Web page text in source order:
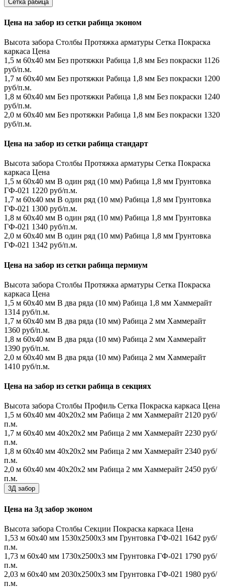
Сетка рабица
Цена на забор из сетки рабица эконом
Высота забора Столбы Протяжка арматуры Сетка Покраска
каркаса Цена
1,5 м 60х40 мм Без протяжки Рабица 1,8 мм Без покраски 1126
руб/п.м.
1,7 м 60х40 мм Без протяжки Рабица 1,8 мм Без покраски 1200
руб/п.м.
1,8 м 60х40 мм Без протяжки Рабица 1,8 мм Без покраски 1240
руб/п.м.
2,0 м 60х40 мм Без протяжки Рабица 1,8 мм Без покраски 1320
руб/п.м.
Цена на забор из сетки рабица стандарт
Высота забора Столбы Протяжка арматуры Сетка Покраска
каркаса Цена
1,5 м 60х40 мм В один ряд (10 мм) Рабица 1,8 мм Грунтовка
ГФ-021 1220 руб/п.м.
1,7 м 60х40 мм В один ряд (10 мм) Рабица 1,8 мм Грунтовка
ГФ-021 1300 руб/п.м.
1,8 м 60х40 мм В один ряд (10 мм) Рабица 1,8 мм Грунтовка
ГФ-021 1340 руб/п.м.
2,0 м 60х40 мм В один ряд (10 мм) Рабица 1,8 мм Грунтовка
ГФ-021 1342 руб/п.м.
Цена на забор из сетки рабица пермиум
Высота забора Столбы Протяжка арматуры Сетка Покраска
каркаса Цена
1,5 м 60х40 мм В два ряда (10 мм) Рабица 1,8 мм Хаммерайт
1314 руб/п.м.
1,7 м 60х40 мм В два ряда (10 мм) Рабица 2 мм Хаммерайт
1360 руб/п.м.
1,8 м 60х40 мм В два ряда (10 мм) Рабица 2 мм Хаммерайт
1390 руб/п.м.
2,0 м 60х40 мм В два ряда (10 мм) Рабица 2 мм Хаммерайт
1410 руб/п.м.
Цена на забор из сетки рабица в секциях
Высота забора Столбы Профиль Сетка Покраска каркаса Цена
1,5 м 60х40 мм 40х20х2 мм Рабица 2 мм Хаммерайт 2120 руб/
п.м.
1,7 м 60х40 мм 40х20х2 мм Рабица 2 мм Хаммерайт 2230 руб/
п.м.
1,8 м 60х40 мм 40х20х2 мм Рабица 2 мм Хаммерайт 2340 руб/
п.м.
2,0 м 60х40 мм 40х20х2 мм Рабица 2 мм Хаммерайт 2450 руб/
п.м.
3Д забор
Цена на 3д забор эконом
Высота забора Столбы Секции Покраска каркаса Цена
1,53 м 60х40 мм 1530x2500x3 мм Грунтовка ГФ-021 1642 руб/
п.м.
1,73 м 60х40 мм 1730x2500x3 мм Грунтовка ГФ-021 1790 руб/
п.м.
2,03 м 60х40 мм 2030x2500x3 мм Грунтовка ГФ-021 1980 руб/
п.м.